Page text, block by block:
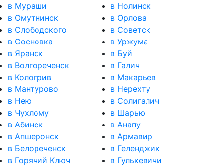
в Мураши
в Нолинск
в Омутнинск
в Орлова
в Слободского
в Советск
в Сосновка
в Уржума
в Яранск
в Буй
в Волгореченск
в Галич
в Кологрив
в Макарьев
в Мантурово
в Нерехту
в Нею
в Солигалич
в Чухлому
в Шарью
в Абинск
в Анапу
в Апшеронск
в Армавир
в Белореченск
в Геленджик
в Горячий Ключ
в Гулькевичи